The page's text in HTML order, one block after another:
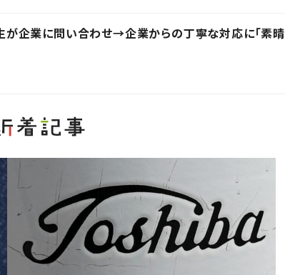
が企業に問い合わせ→企業からの丁寧な対応に「素晴